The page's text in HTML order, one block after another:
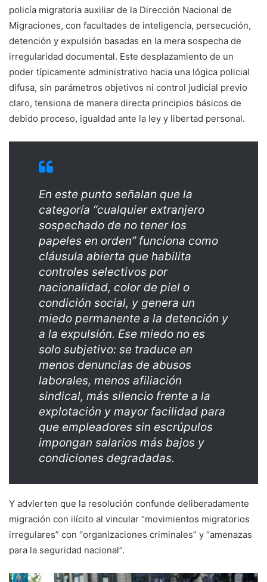
policía migratoria auxiliar de la Dirección Nacional de
Migraciones, con facultades de inteligencia, persecución,
detención y expulsión basadas en la mera sospecha de
irregularidad documental. Este desplazamiento de un
poder típicamente administrativo hacia una lógica policial
difusa, sin parámetros objetivos ni control judicial previo
claro, tensiona de manera directa principios básicos de
debido proceso, igualdad ante la ley y libertad personal.
En este punto señalan que la
categoría “cualquier extranjero
sospechado de no tener los
papeles en orden” funciona como
cláusula abierta que habilita
controles selectivos por
nacionalidad, color de piel o
condición social, y genera un
miedo permanente a la detención y
a la expulsión. Ese miedo no es
solo subjetivo: se traduce en
menos denuncias de abusos
laborales, menos afiliación
sindical, más silencio frente a la
explotación y mayor facilidad para
que empleadores sin escrúpulos
impongan salarios más bajos y
condiciones degradadas.
Y advierten que la resolución confunde deliberadamente
migración con ilícito al vincular “movimientos migratorios
irregulares” con “organizaciones criminales” y “amenazas
para la seguridad nacional”.